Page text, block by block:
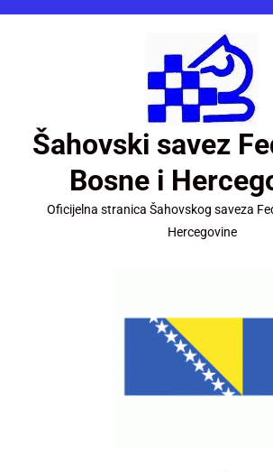
Šahovski savez
Bosne i
Oficijelna stranica Šahovskog saveza
Hercegovine